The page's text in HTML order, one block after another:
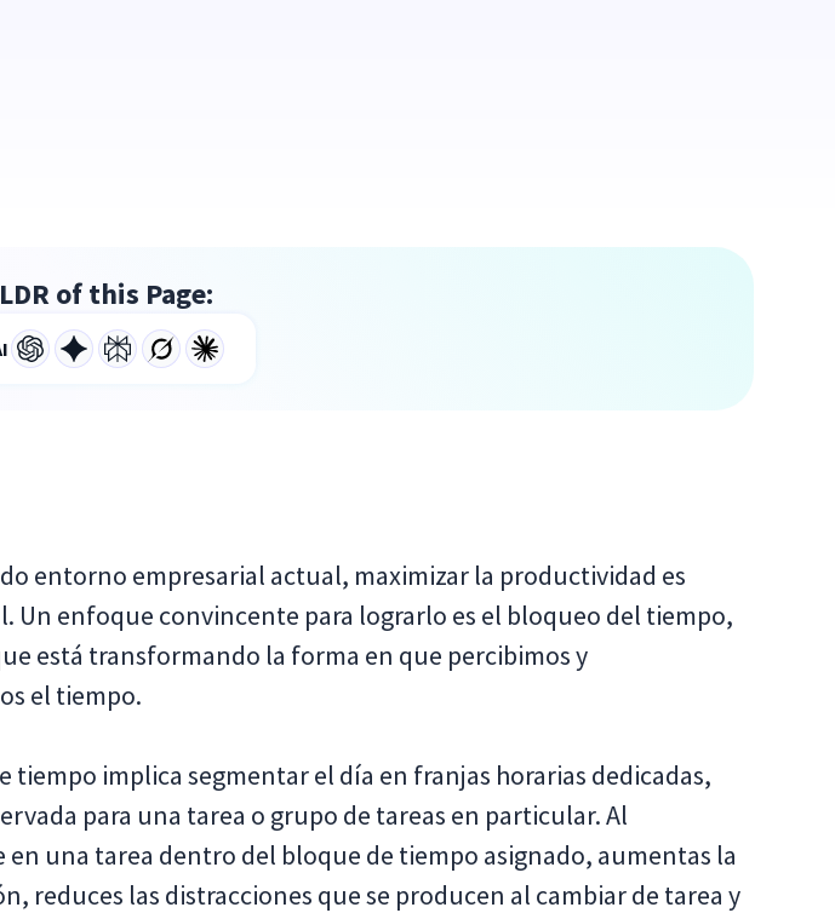
of this Page:
entorno empresarial actual, maximizar la productividad es
Un enfoque convincente para lograrlo es el bloqueo del tiempo,
está transformando la forma en que percibimos y
el tiempo.
tiempo implica segmentar el día en franjas horarias dedicadas,
para una tarea o grupo de tareas en particular. Al
una tarea dentro del bloque de tiempo asignado, aumentas la
reduces las distracciones que se producen al cambiar de tarea y